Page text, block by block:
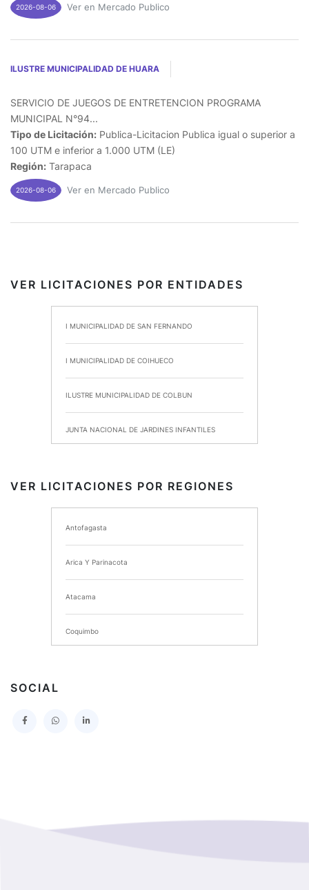
2026-08-06 Ver en Mercado Publico
ILUSTRE MUNICIPALIDAD DE HUARA
SERVICIO DE JUEGOS DE ENTRETENCION PROGRAMA
MUNICIPAL N°94...
Tipo de Licitación: Publica-Licitacion Publica igual o superior a
100 UTM e inferior a 1.000 UTM (LE)
Región: Tarapaca
2026-08-06 Ver en Mercado Publico
VER LICITACIONES POR ENTIDADES
I MUNICIPALIDAD DE SAN FERNANDO
I MUNICIPALIDAD DE COIHUECO
ILUSTRE MUNICIPALIDAD DE COLBUN
JUNTA NACIONAL DE JARDINES INFANTILES
I MUNICIPALIDAD DE CHIMBARONGO
INSTITUTO NACIONAL DE DEPORTES DE CHILE
SERVICIO DE SALUD DEL MAULE HOSPITAL DE
TALCA
I MUNICIPALIDAD DE PROVIDENCIA
SERVICIO DE SALUD TALCAHUANO HOSPITAL DE
GOBERNACION PROVINCIAL DE TALCA
VER LICITACIONES POR REGIONES
Antofagasta
Arica Y Parinacota
Atacama
Coquimbo
SOCIAL